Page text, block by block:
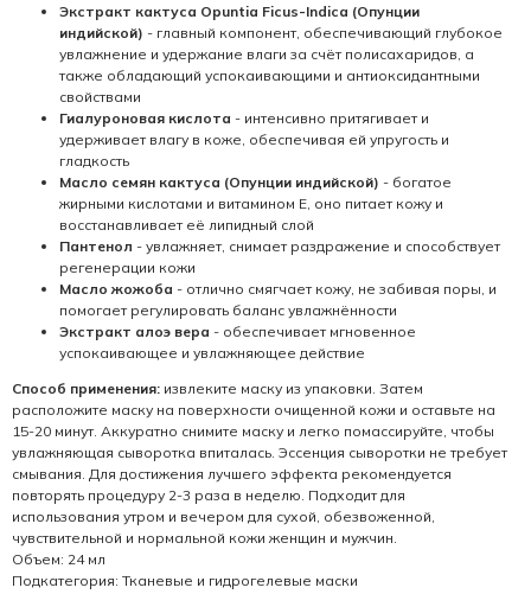
Экстракт кактуса Opuntia Ficus-Indica (Опунции
индийской) - главный компонент, обеспечивающий глубокое
увлажнение и удержание влаги за счёт полисахаридов, а
также обладающий успокаивающими и антиоксидантными
свойствами
Гиалуроновая кислота - интенсивно притягивает и
удерживает влагу в коже, обеспечивая ей упругость и
гладкость
Масло семян кактуса (Опунции индийской) - богатое
жирными кислотами и витамином Е, оно питает кожу и
восстанавливает её липидный слой
Пантенол - увлажняет, снимает раздражение и способствует
регенерации кожи
Масло жожоба - отлично смягчает кожу, не забивая поры, и
помогает регулировать баланс увлажнённости
Экстракт алоэ вера - обеспечивает мгновенное
успокаивающее и увлажняющее действие
Способ применения: извлеките маску из упаковки. Затем
расположите маску на поверхности очищенной кожи и оставьте на
15-20 минут. Аккуратно снимите маску и легко помассируйте, чтобы
увлажняющая сыворотка впиталась. Эссенция сыворотки не требует
смывания. Для достижения лучшего эффекта рекомендуется
повторять процедуру 2-3 раза в неделю. Подходит для
использования утром и вечером для сухой, обезвоженной,
чувствительной и нормальной кожи женщин и мужчин.
Объем: 24 мл
Подкатегория: Тканевые и гидрогелевые маски